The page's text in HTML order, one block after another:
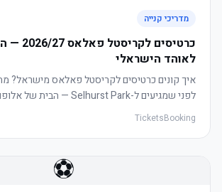
מדריכי קנייה
כרטיסים
לאוהד הישראלי
איך קונים כרטיסים לקריסטל פאלאס מישראל?
לפני שמגיעים ל-Selhurst Park — הבית של אלופות ה-FA Cup.
TicketsBooking
⚽